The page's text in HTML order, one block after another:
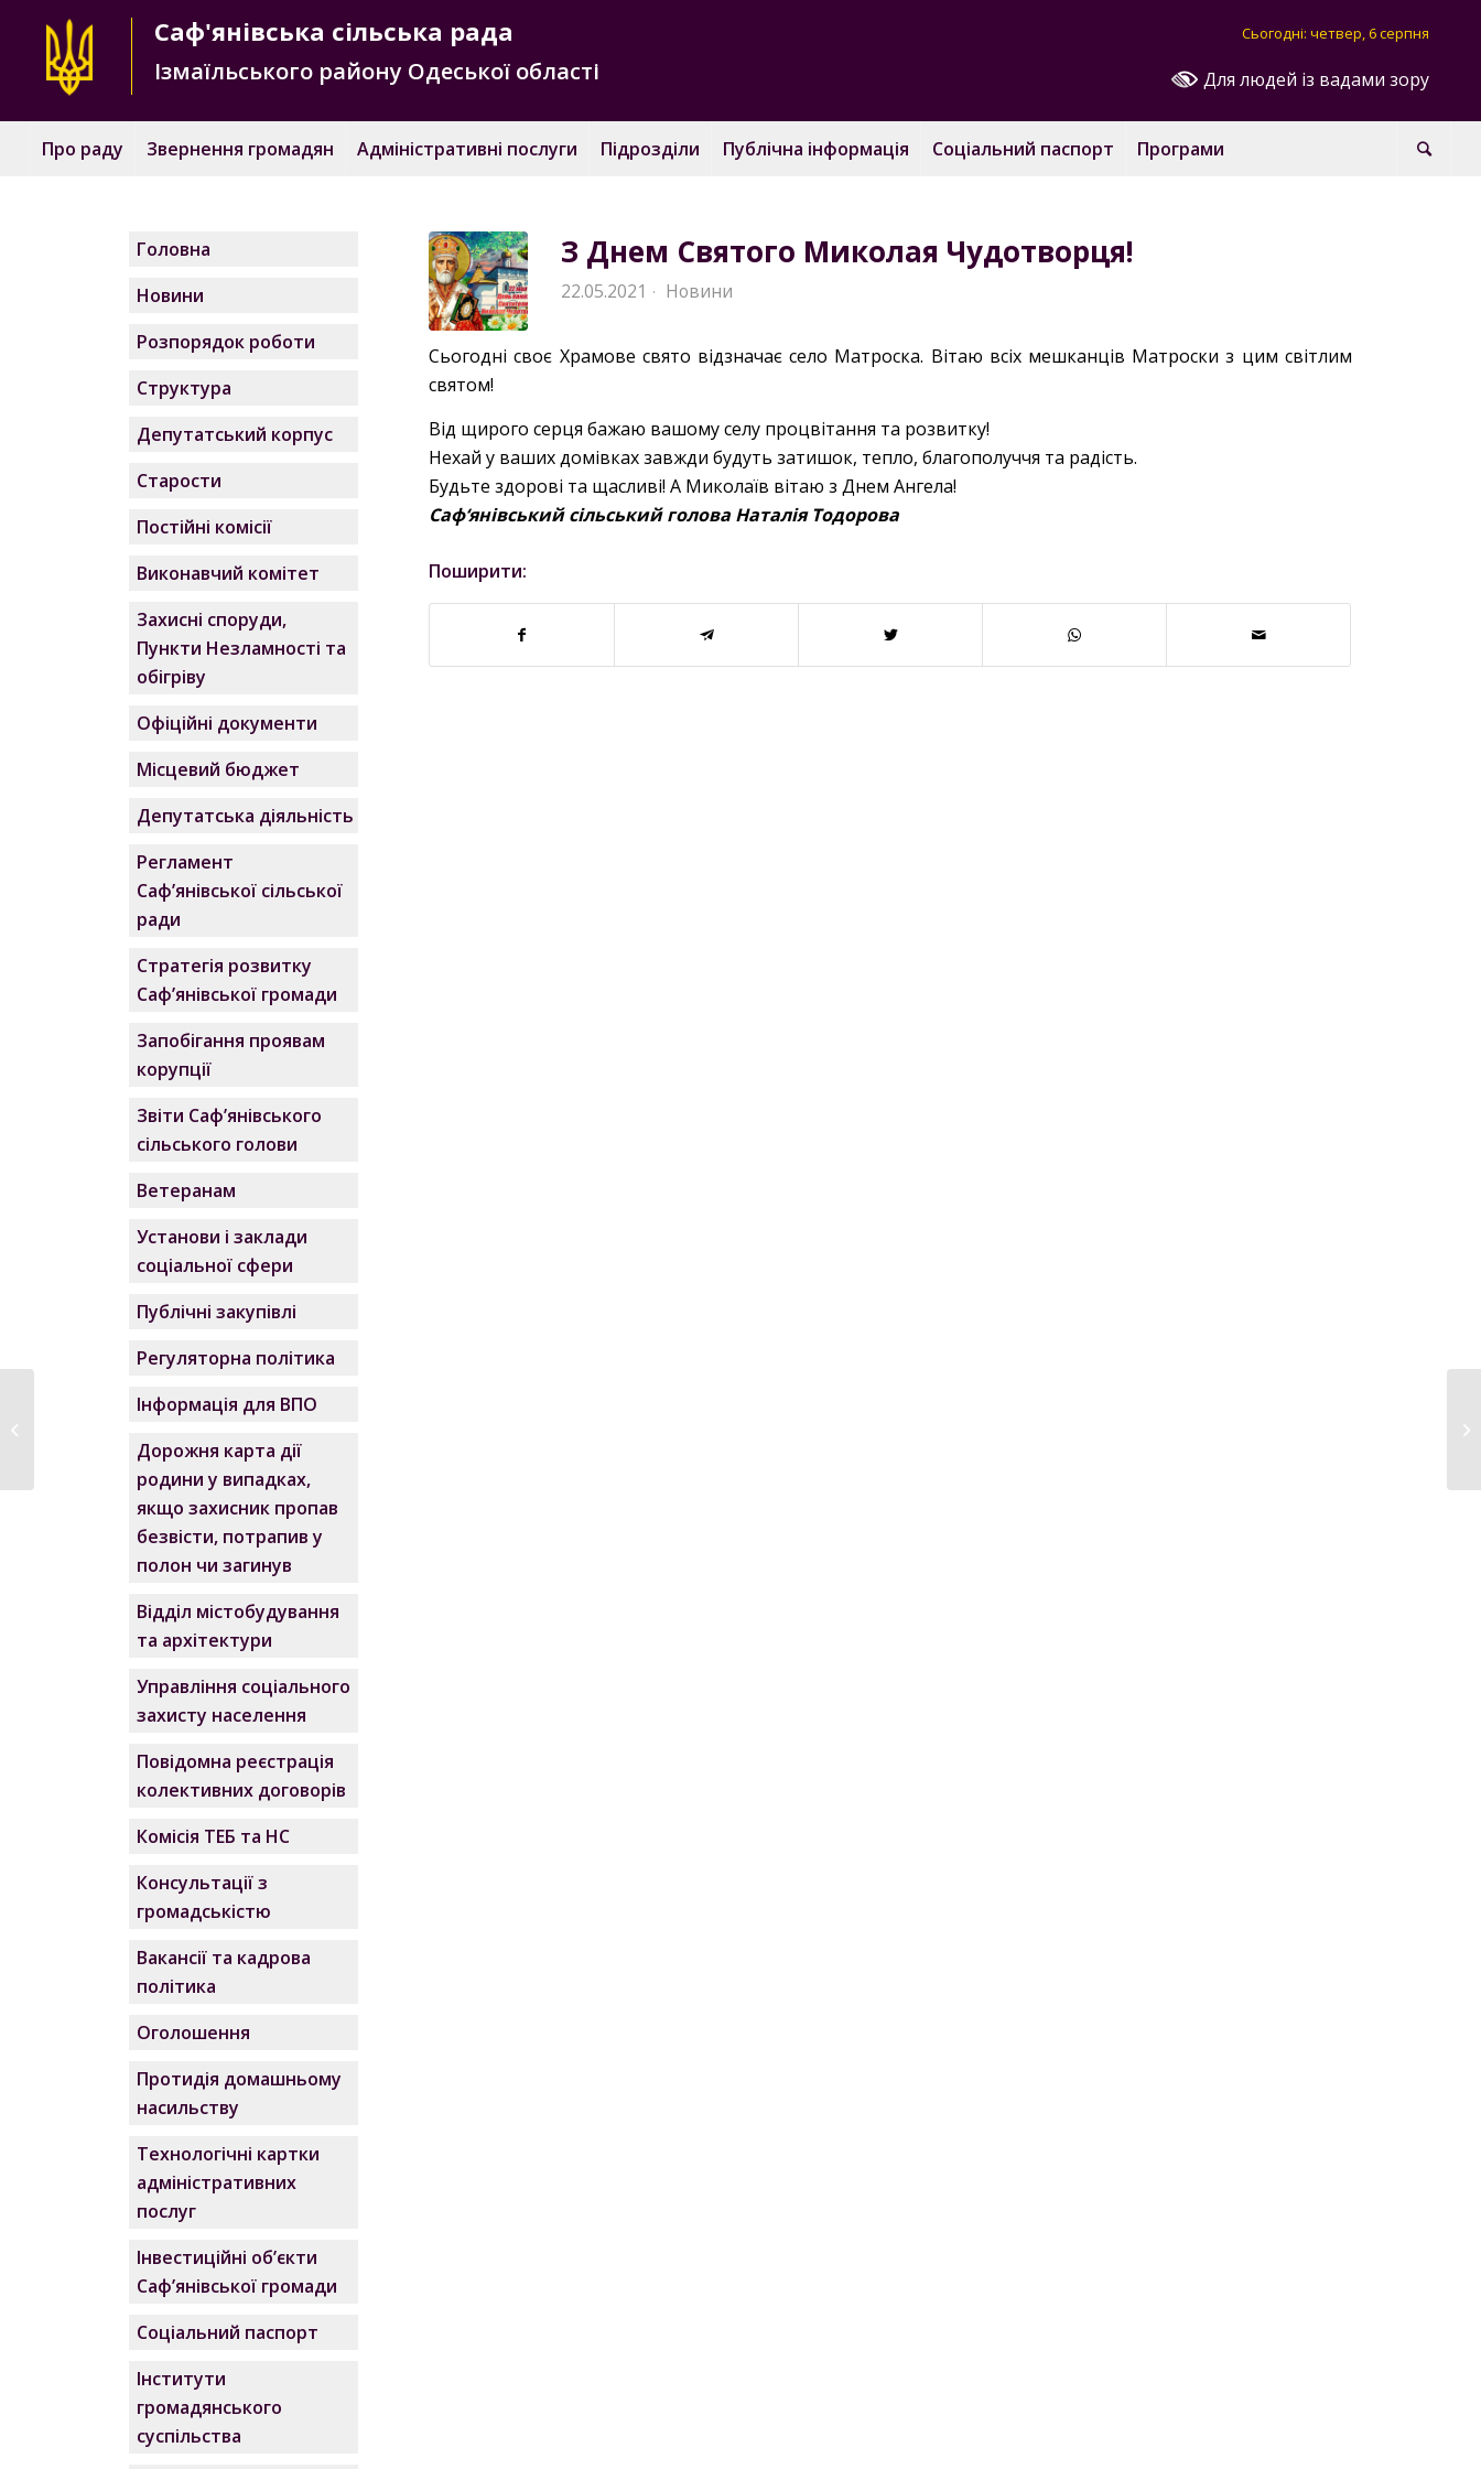
Для людей із вадами зору
Сьогодні: четвер, 6 серпня
Саф'янівська сільська рада
Ізмаїльського району Одеської області
Про раду Звернення громадян Адміністративні послуги Підрозділи Публічна інформація Соціальний паспорт Програми
З Днем Святого Миколая Чудотворця!
22.05.2021 · Новини
Сьогодні своє Храмове свято відзначає село Матроска. Вітаю всіх мешканців Матроски з цим світлим
святом!
Від щирого серця бажаю вашому селу процвітання та розвитку!
Нехай у ваших домівках завжди будуть затишок, тепло, благополуччя та радість.
Будьте здорові та щасливі! А Миколаїв вітаю з Днем Ангела!
Саф‘янівський сільський голова Наталія Тодорова
Поширити:
Головна
Новини
Розпорядок роботи
Структура
Депутатський корпус
Старости
Постійні комісії
Виконавчий комітет
Захисні споруди,
Пункти Незламності та
обігріву
Офіційні документи
Місцевий бюджет
Депутатська діяльність
Регламент
Саф’янівської сільської
ради
Стратегія розвитку
Саф’янівської громади
Запобігання проявам
корупції
Звіти Саф’янівського
сільського голови
Ветеранам
Установи і заклади
соціальної сфери
Публічні закупівлі
Регуляторна політика
Інформація для ВПО
Дорожня карта дії
родини у випадках,
якщо захисник пропав
безвісти, потрапив у
полон чи загинув
Відділ містобудування
та архітектури
Управління соціального
захисту населення
Повідомна реєстрація
колективних договорів
Комісія ТЕБ та НС
Консультації з
громадськістю
Вакансії та кадрова
політика
Оголошення
Протидія домашньому
насильству
Технологічні картки
адміністративних
послуг
Інвестиційні об’єкти
Саф’янівської громади
Соціальний паспорт
Інститути
громадянського
суспільства
Рішення № 627 – VІП
затвердження...